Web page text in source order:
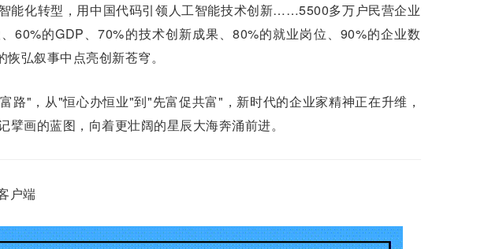
能化转型，用中国代码引领人工智能技术创新……5500多万户民营企业
60%的GDP、70%的技术创新成果、80%的就业岗位、90%的企业数
弘叙事中点亮创新苍穹。
路"，从"恒心办恒业"到"先富促共富"，新时代的企业家精神正在升维，
擘画的蓝图，向着更壮阔的星辰大海奔涌前进。
户端